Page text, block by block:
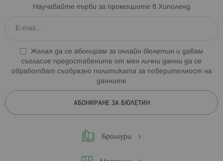
Научавайте първи за промоциите в Хиполенд
Желая да се абонирам за онлайн бюлетин и давам
съгласие предоставените от мен лични данни да се
обработват съобразно политиката за поверителност на
данните
АБОНИРАНЕ ЗА БЮЛЕТИН
Брошури